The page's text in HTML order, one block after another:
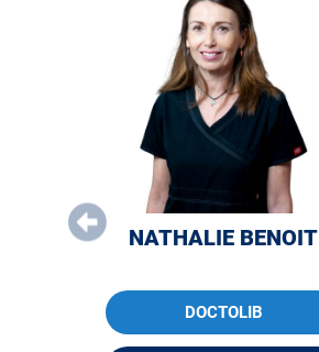
NATHALIE BENOIT
DOCTOLIB